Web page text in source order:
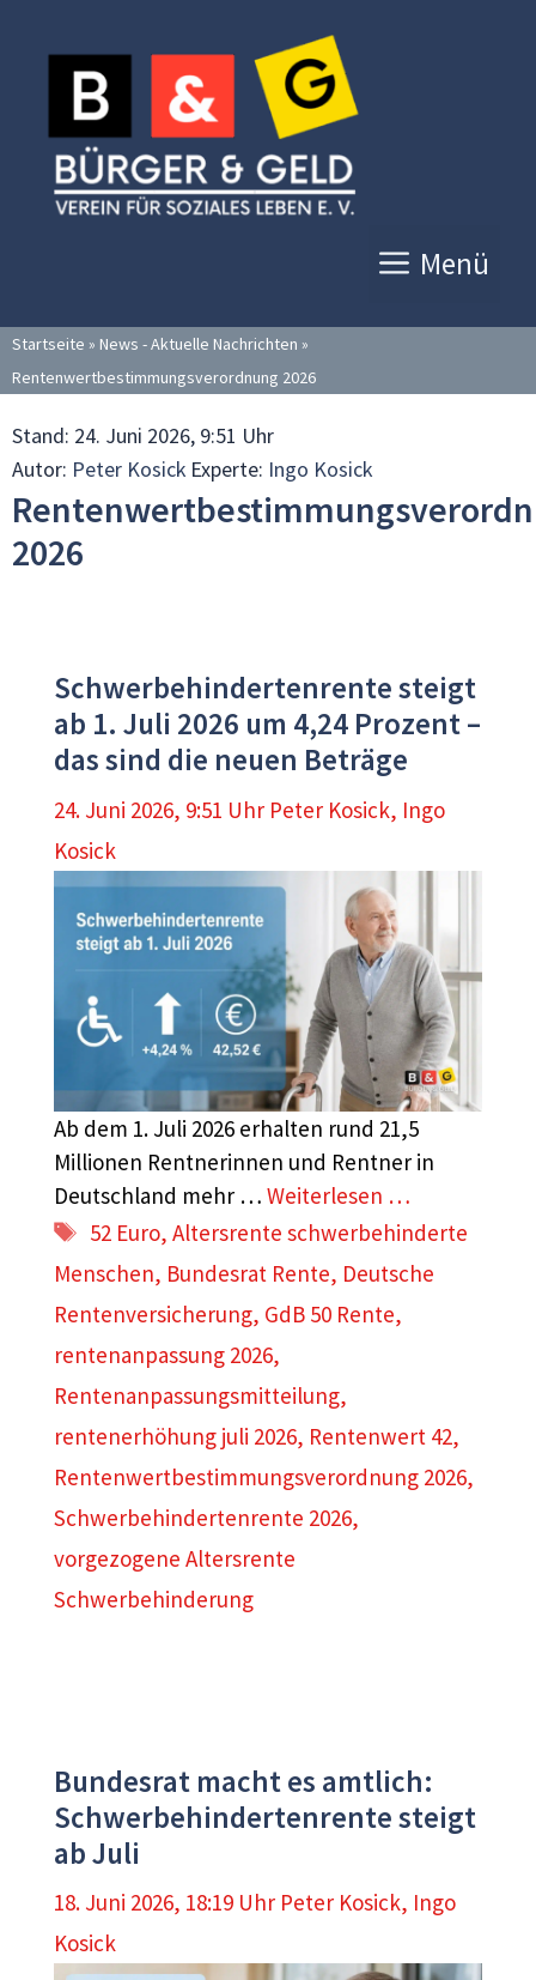
Inhalt
springen
Menü
Startseite » News - Aktuelle Nachrichten »
Rentenwertbestimmungsverordnung 2026
Stand: 24. Juni 2026, 9:51 Uhr
Autor: Peter Kosick Experte: Ingo Kosick
2026
Schwerbehindertenrente steigt
ab 1. Juli 2026 um 4,24 Prozent –
das sind die neuen Beträge
24. Juni 2026, 9:51 Uhr Peter Kosick, Ingo
Kosick
Ab dem 1. Juli 2026 erhalten rund 21,5
Millionen Rentnerinnen und Rentner in
Deutschland mehr … Weiterlesen …
Schlagwörter
52 Euro,Altersrente schwerbehinderte
Menschen, Bundesrat Rente, Deutsche
Rentenversicherung, GdB 50 Rente,
rentenanpassung 2026,
Rentenanpassungsmitteilung,
rentenerhöhung juli 2026, Rentenwert 42,
Rentenwertbestimmungsverordnung 2026,
Schwerbehindertenrente 2026,
vorgezogene Altersrente
Schwerbehinderung
Bundesrat macht es amtlich:
Schwerbehindertenrente steigt
ab Juli
18. Juni 2026, 18:19 Uhr Peter Kosick, Ingo
Kosick